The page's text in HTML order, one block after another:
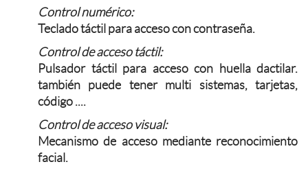
Control numérico:
Teclado táctil para acceso con contraseña.
Control de acceso táctil:
Pulsador táctil para acceso con huella dactilar.
también puede tener multi sistemas, tarjetas,
código ....
Control de acceso visual:
Mecanismo de acceso mediante reconocimiento
facial.